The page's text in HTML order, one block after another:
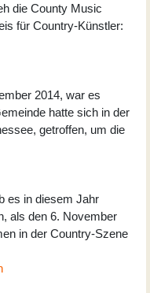
die County Music
für Country-Künstler:
2014, war es
hatte sich in der
getroffen, um die
es in diesem Jahr
als den 6. November
in der Country-Szene